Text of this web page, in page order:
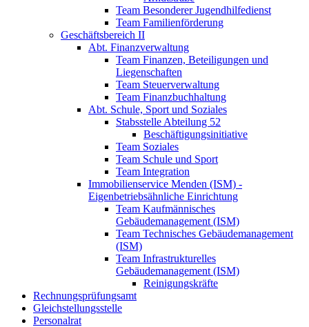
Team Besonderer Jugendhilfedienst
Team Familienförderung
Geschäftsbereich II
Abt. Finanzverwaltung
Team Finanzen, Beteiligungen und
Liegenschaften
Team Steuerverwaltung
Team Finanzbuchhaltung
Abt. Schule, Sport und Soziales
Stabsstelle Abteilung 52
Beschäftigungsinitiative
Team Soziales
Team Schule und Sport
Team Integration
Immobilienservice Menden (ISM) -
Eigenbetriebsähnliche Einrichtung
Team Kaufmännisches
Gebäudemanagement (ISM)
Team Technisches Gebäudemanagement
(ISM)
Team Infrastrukturelles
Gebäudemanagement (ISM)
Reinigungskräfte
Rechnungsprüfungsamt
Gleichstellungsstelle
Personalrat